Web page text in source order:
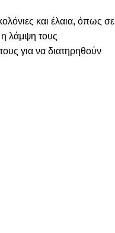
και έλαια, όπως σε
η λάμψη τους
για να διατηρηθούν